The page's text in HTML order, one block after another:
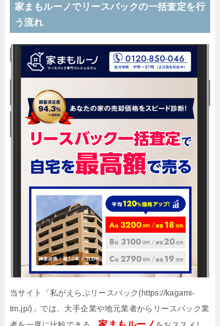
家まもルーノでリースバックの一括査定を行
う流れ
当サイト「私がえらぶリースバック(https://kagami-
tm.jp/)」では、大手企業や地元業者からリースバック業